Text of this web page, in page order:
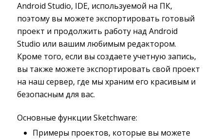
Android Studio, IDE, используемой на ПК,
поэтому вы можете экспортировать готовый
проект и продолжить работу над Android
Studio или вашим любимым редактором.
Кроме того, если вы создаете учетную запись,
вы также можете экспортировать свой проект
на наш сервер, где мы храним его красивым и
безопасным для вас.
Основные функции Sketchware:
Примеры проектов, которые вы можете